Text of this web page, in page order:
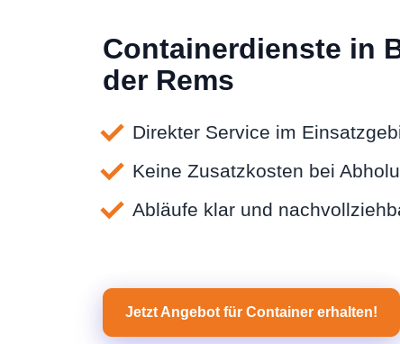
Containerdienste in
der Rems
Direkter Service im
Keine Zusatzkosten bei
Abläufe klar und
Jetzt Angebot für Container erhalten!